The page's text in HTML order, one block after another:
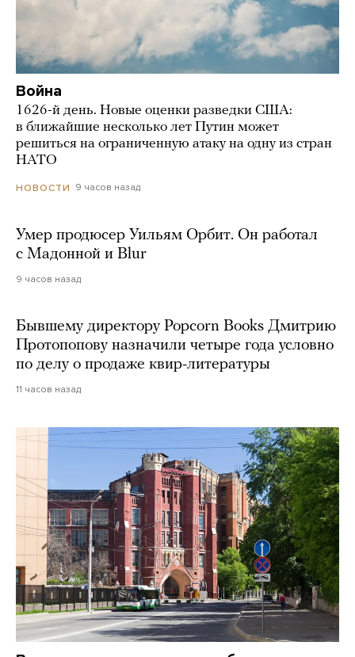
Война
1626-й день. Новые оценки разведки США:
в ближайшие несколько лет Путин может
решиться на ограниченную атаку на одну из стран
НАТО
НОВОСТИ 9 часов назад
Умер продюсер Уильям Орбит. Он работал
с Мадонной и Blur
9 часов назад
Бывшему директору Popcorn Books Дмитрию
Протопопову назначили четыре года условно
по делу о продаже квир-литературы
11 часов назад